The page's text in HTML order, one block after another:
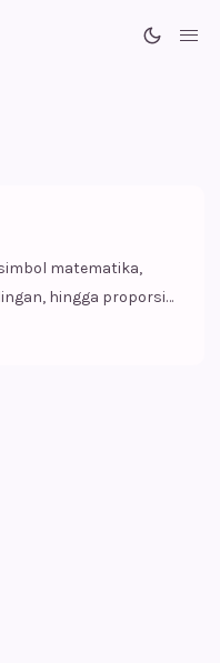
matematika,
hingga proporsi